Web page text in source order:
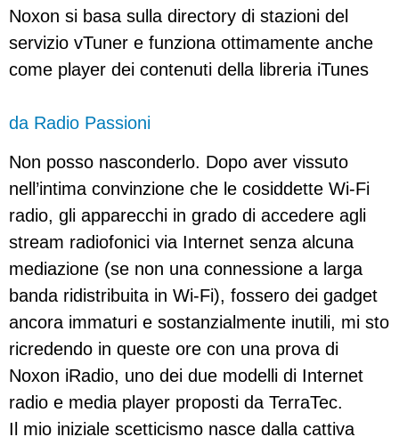
Noxon si basa sulla directory di stazioni del
servizio vTuner e funziona ottimamente anche
come player dei contenuti della libreria iTunes
da Radio Passioni
Non posso nasconderlo. Dopo aver vissuto
nell’intima convinzione che le cosiddette Wi-Fi
radio, gli apparecchi in grado di accedere agli
stream radiofonici via Internet senza alcuna
mediazione (se non una connessione a larga
banda ridistribuita in Wi-Fi), fossero dei gadget
ancora immaturi e sostanzialmente inutili, mi sto
ricredendo in queste ore con una prova di
Noxon iRadio, uno dei due modelli di Internet
radio e media player proposti da TerraTec.
Il mio iniziale scetticismo nasce dalla cattiva